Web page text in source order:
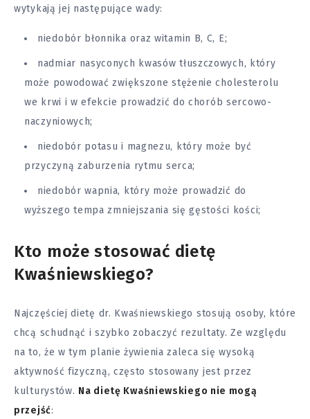
wytykają jej następujące wady:
niedobór błonnika oraz witamin B, C, E;
nadmiar nasyconych kwasów tłuszczowych, który
może powodować zwiększone stężenie cholesterolu
we krwi i w efekcie prowadzić do chorób sercowo-
naczyniowych;
niedobór potasu i magnezu, który może być
przyczyną zaburzenia rytmu serca;
niedobór wapnia, który może prowadzić do
wyższego tempa zmniejszania się gęstości kości;
Kto może stosować dietę
Kwaśniewskiego?
Najczęściej dietę dr. Kwaśniewskiego stosują osoby, które
chcą schudnąć i szybko zobaczyć rezultaty. Ze względu
na to, że w tym planie żywienia zaleca się wysoką
aktywność fizyczną, często stosowany jest przez
kulturystów. Na dietę Kwaśniewskiego nie mogą
przejść: